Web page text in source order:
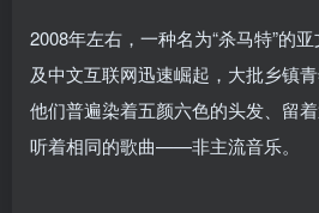
2008年左右，一种名为“杀马特”的
及中文互联网迅速崛起，大批乡镇
他们普遍染着五颜六色的头发、留
听着相同的歌曲——非主流音乐。